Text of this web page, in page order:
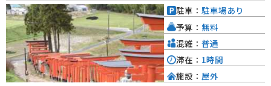
ど、観光スポットも充実しています。 道の駅 いいたて村の道の駅までい館
は、地元の美味しいものや美しい自然を満喫できるスポットです。
駐車： 駐車場あり
予算： 無料
混雑： 普通
滞在： 1時間
施設： 屋外